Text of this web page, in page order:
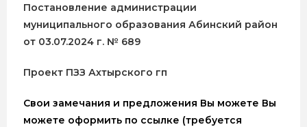
Постановление администрации
муниципального образования Абинский район
от 03.07.2024 г. № 689
Проект ПЗЗ Ахтырского гп
Свои замечания и предложения Вы можете Вы
можете оформить по ссылке (требуется